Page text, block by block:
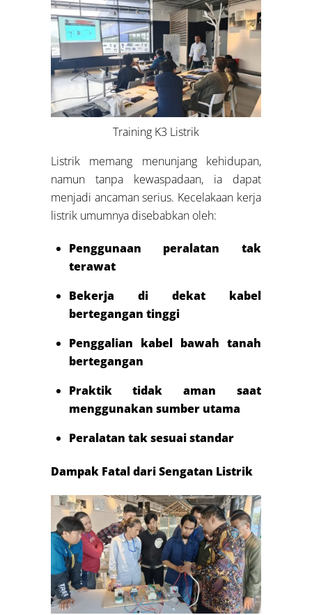
Training K3 Listrik
Listrik memang menunjang kehidupan,
namun tanpa kewaspadaan, ia dapat
menjadi ancaman serius. Kecelakaan kerja
listrik umumnya disebabkan oleh:
Penggunaan peralatan tak
terawat
Bekerja di dekat kabel
bertegangan tinggi
Penggalian kabel bawah tanah
bertegangan
Praktik tidak aman saat
menggunakan sumber utama
Peralatan tak sesuai standar
Dampak Fatal dari Sengatan Listrik